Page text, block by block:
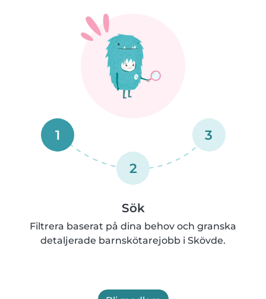
1
2
3
Sök
Filtrera baserat på dina behov och granska
detaljerade barnskötarejobb i Skövde.